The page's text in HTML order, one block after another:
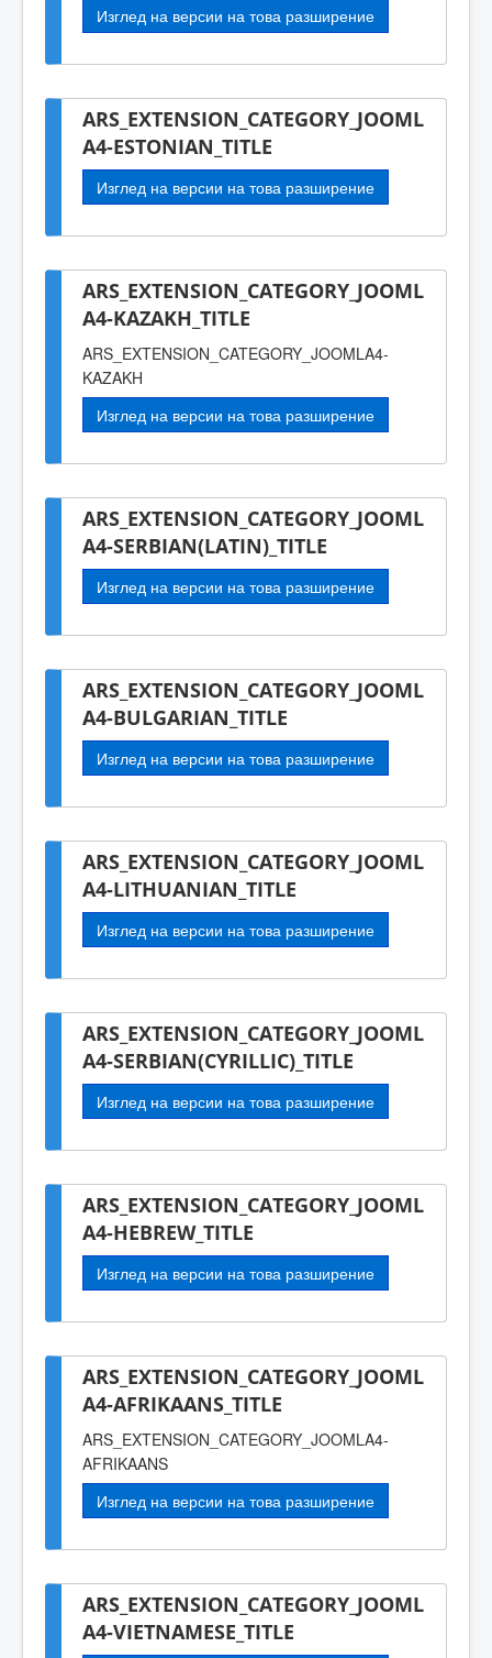
Изглед на версии на това разширение
ARS_EXTENSION_CATEGORY_JOOML
A4-ESTONIAN_TITLE
Изглед на версии на това разширение
ARS_EXTENSION_CATEGORY_JOOML
A4-KAZAKH_TITLE
ARS_EXTENSION_CATEGORY_JOOMLA4-
KAZAKH
Изглед на версии на това разширение
ARS_EXTENSION_CATEGORY_JOOML
A4-SERBIAN(LATIN)_TITLE
Изглед на версии на това разширение
ARS_EXTENSION_CATEGORY_JOOML
A4-BULGARIAN_TITLE
Изглед на версии на това разширение
ARS_EXTENSION_CATEGORY_JOOML
A4-LITHUANIAN_TITLE
Изглед на версии на това разширение
ARS_EXTENSION_CATEGORY_JOOML
A4-SERBIAN(CYRILLIC)_TITLE
Изглед на версии на това разширение
ARS_EXTENSION_CATEGORY_JOOML
A4-HEBREW_TITLE
Изглед на версии на това разширение
ARS_EXTENSION_CATEGORY_JOOML
A4-AFRIKAANS_TITLE
ARS_EXTENSION_CATEGORY_JOOMLA4-
AFRIKAANS
Изглед на версии на това разширение
ARS_EXTENSION_CATEGORY_JOOML
A4-VIETNAMESE_TITLE